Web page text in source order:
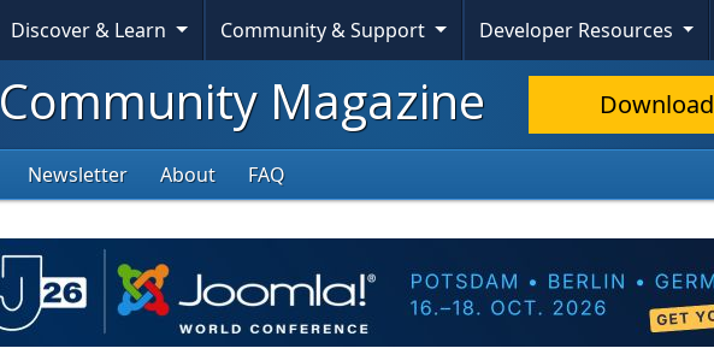
Discover & Learn Community & Support Developer Resources
Community Magazine Download
Newsletter About FAQ